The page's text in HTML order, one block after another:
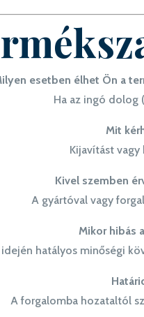
esetben élhet Ön a
Ha az ingó dolog
Mit
Kijavítást vagy
Kivel szemben
A gyártóval vagy
Mikor hibás
hatályos minőségi
A forgalomba hozataltól